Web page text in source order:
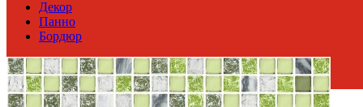
Россия
Декор
Панно
Бордюр